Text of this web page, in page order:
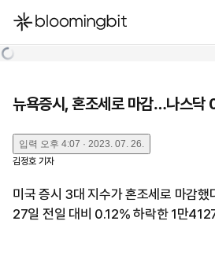
한국어
뉴욕증시, 혼조세로 마감…나스닥
입력 오후 4:07 · 2023. 07. 26.
김정호 기자
미국 증시 3대 지수가 혼조세로 마감했
27일 전일 대비 0.12% 하락한 1만